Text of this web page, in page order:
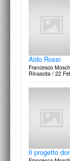
Robert
Scott Brown
Francesco
Aldo Rossi
Francesco
Aldo Rossi
Francesco
Rinascita / 22
Il progetto